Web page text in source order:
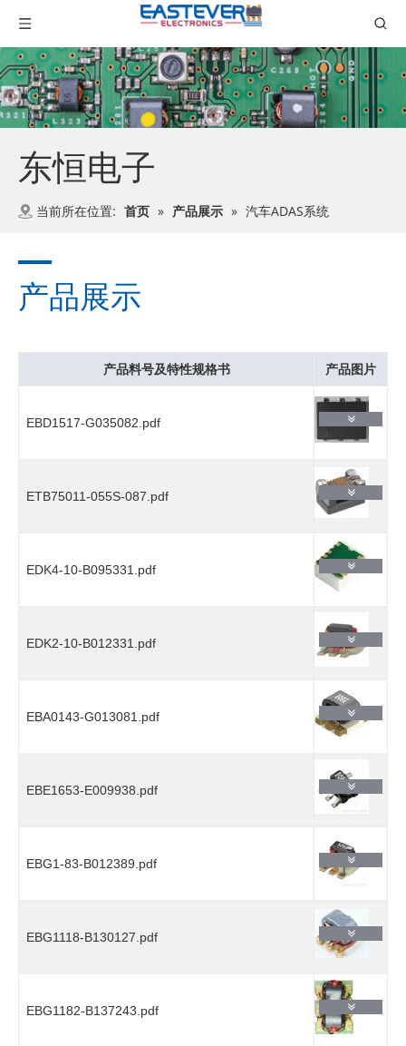
东恒电子
当前所在位置: 首页 » 产品展示 » 汽车ADAS系统
产品展示
产品料号及特性规格书 产品图片
EBD1517-G035082.pdf
ETB75011-055S-087.pdf
EDK4-10-B095331.pdf
EDK2-10-B012331.pdf
EBA0143-G013081.pdf
EBE1653-E009938.pdf
EBG1-83-B012389.pdf
EBG1118-B130127.pdf
EBG1182-B137243.pdf